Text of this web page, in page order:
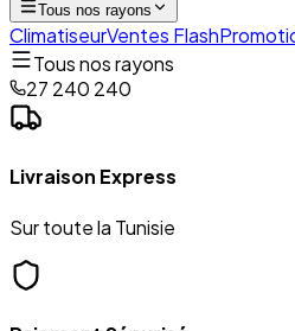
Tous nos rayons
ClimatiseurVentes Flash
Tous nos rayons
27 240 240
Livraison Express
Sur toute la Tunisie